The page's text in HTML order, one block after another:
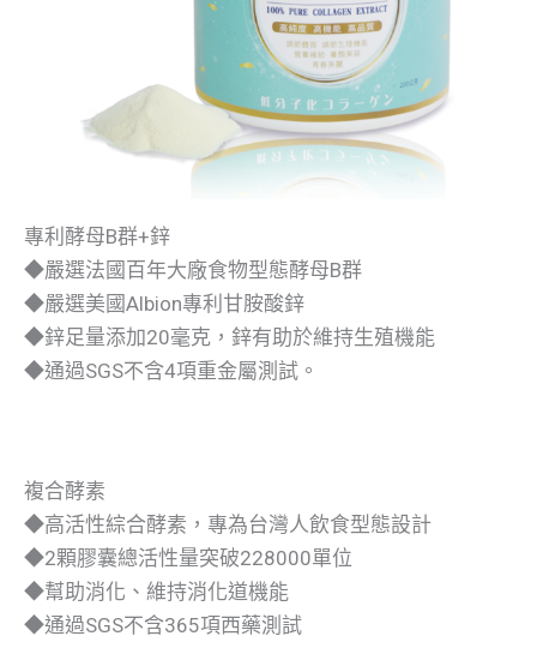
專利酵母B群+鋅
◆嚴選法國百年大廠食物型態酵母B群
◆嚴選美國Albion專利甘胺酸鋅
◆鋅足量添加20毫克，鋅有助於維持生殖機能
◆通過SGS不含4項重金屬測試。
複合酵素
◆高活性綜合酵素，專為台灣人飲食型態設計
◆2顆膠囊總活性量突破228000單位
◆幫助消化、維持消化道機能
◆通過SGS不含365項西藥測試